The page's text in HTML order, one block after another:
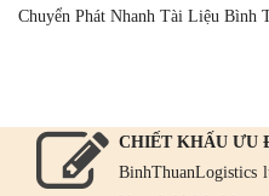
Chuyển Phát Nhanh Tài Liệu Bình
CHIẾT KHẤU ƯU
BinhThuanLogistics